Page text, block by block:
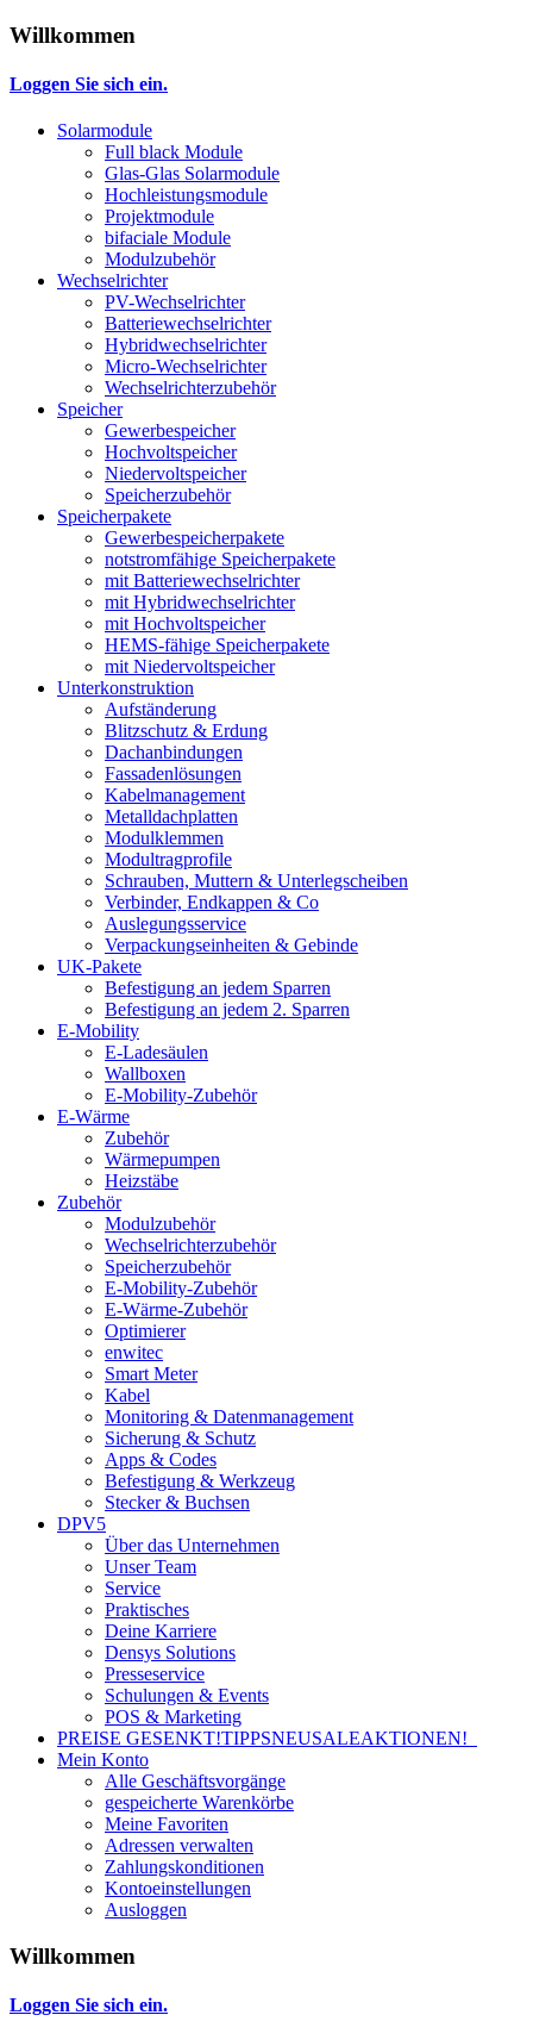
Willkommen
Loggen Sie sich ein.
Solarmodule
Full black Module
Glas-Glas Solarmodule
Hochleistungsmodule
Projektmodule
bifaciale Module
Modulzubehör
Wechselrichter
PV-Wechselrichter
Batteriewechselrichter
Hybridwechselrichter
Micro-Wechselrichter
Wechselrichterzubehör
Speicher
Gewerbespeicher
Hochvoltspeicher
Niedervoltspeicher
Speicherzubehör
Speicherpakete
Gewerbespeicherpakete
notstromfähige Speicherpakete
mit Batteriewechselrichter
mit Hybridwechselrichter
mit Hochvoltspeicher
HEMS-fähige Speicherpakete
mit Niedervoltspeicher
Unterkonstruktion
Aufständerung
Blitzschutz & Erdung
Dachanbindungen
Fassadenlösungen
Kabelmanagement
Metalldachplatten
Modulklemmen
Modultragprofile
Schrauben, Muttern & Unterlegscheiben
Verbinder, Endkappen & Co
Auslegungsservice
Verpackungseinheiten & Gebinde
UK-Pakete
Befestigung an jedem Sparren
Befestigung an jedem 2. Sparren
E-Mobility
E-Ladesäulen
Wallboxen
E-Mobility-Zubehör
E-Wärme
Zubehör
Wärmepumpen
Heizstäbe
Zubehör
Modulzubehör
Wechselrichterzubehör
Speicherzubehör
E-Mobility-Zubehör
E-Wärme-Zubehör
Optimierer
enwitec
Smart Meter
Kabel
Monitoring & Datenmanagement
Sicherung & Schutz
Apps & Codes
Befestigung & Werkzeug
Stecker & Buchsen
DPV5
Über das Unternehmen
Unser Team
Service
Praktisches
Deine Karriere
Densys Solutions
Presseservice
Schulungen & Events
POS & Marketing
PREISE GESENKT!TIPPSNEUSALEAKTIONEN!
Mein Konto
Alle Geschäftsvorgänge
gespeicherte Warenkörbe
Meine Favoriten
Adressen verwalten
Zahlungskonditionen
Kontoeinstellungen
Ausloggen
Willkommen
Loggen Sie sich ein.